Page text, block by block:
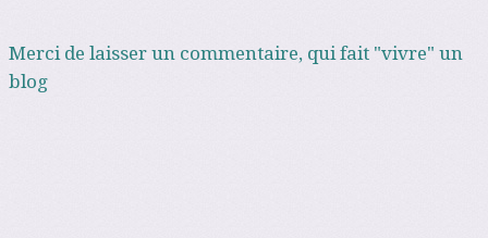
Merci de laisser un commentaire, qui fait "vivre" un
blog